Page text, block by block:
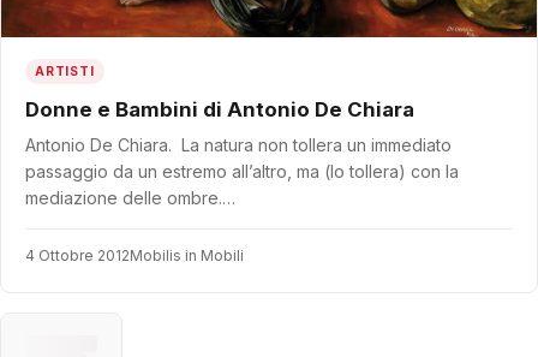
ARTISTI
Donne e Bambini di Antonio De Chiara
Antonio De Chiara. La natura non tollera un immediato
passaggio da un estremo all’altro, ma (lo tollera) con la
mediazione delle ombre.…
4 Ottobre 2012Mobilis in Mobili